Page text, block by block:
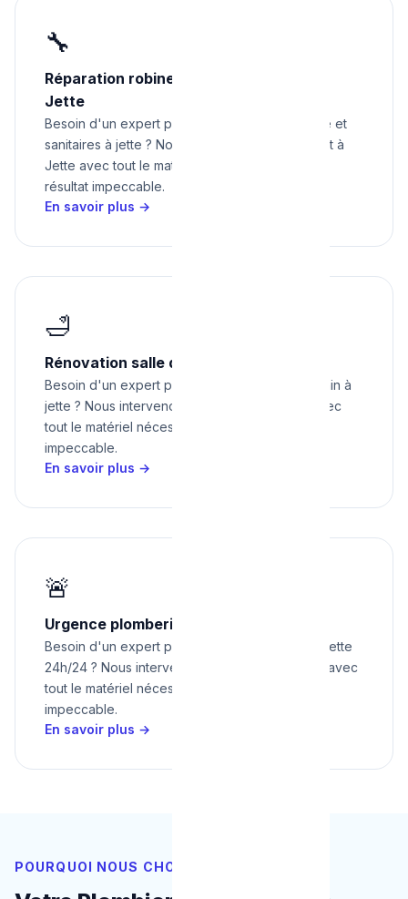
🔧
Réparation robinetterie et sanitaires à
Jette
Besoin d'un expert pour réparation robinetterie et
sanitaires à jette ? Nous intervenons rapidement à
Jette avec tout le matériel nécessaire pour un
résultat impeccable.
En savoir plus →
🛁
Rénovation salle de bain à Jette
Besoin d'un expert pour rénovation salle de bain à
jette ? Nous intervenons rapidement à Jette avec
tout le matériel nécessaire pour un résultat
impeccable.
En savoir plus →
🚨
Urgence plomberie à Jette 24h/24
Besoin d'un expert pour urgence plomberie à jette
24h/24 ? Nous intervenons rapidement à Jette avec
tout le matériel nécessaire pour un résultat
impeccable.
En savoir plus →
POURQUOI NOUS CHOISIR